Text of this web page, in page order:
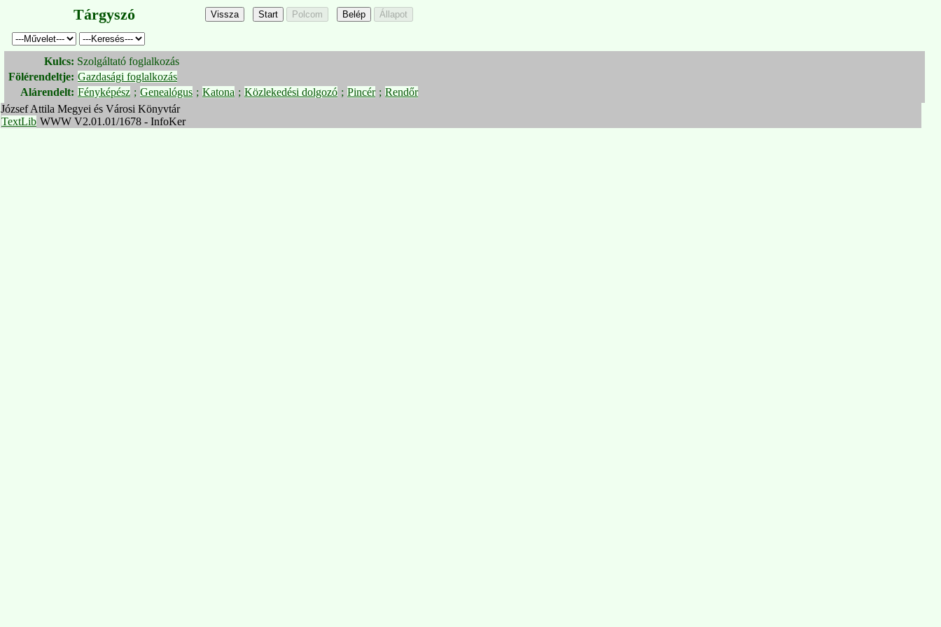
Tárgyszó
Kulcs: Szolgáltató foglalkozás
Fölérendeltje: Gazdasági foglalkozás
Alárendelt: Fényképész ; Genealógus ; Katona ; Közlekedési dolgozó ; Pincér ; Rendőr
József Attila Megyei és Városi Könyvtár
TextLib WWW V2.01.01/1678 - InfoKer